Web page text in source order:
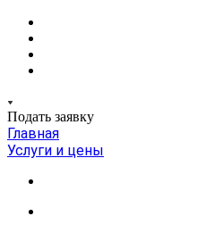
Подать заявку
Главная
Услуги и цены